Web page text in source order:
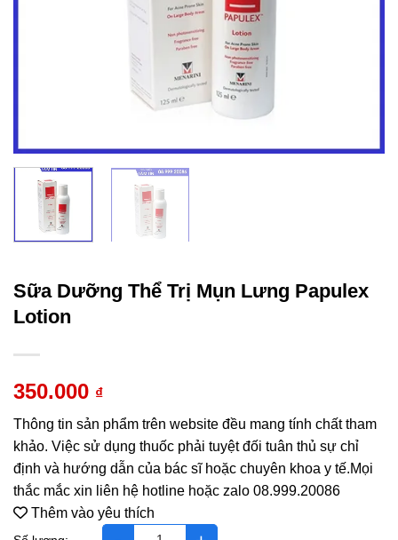
Sữa Dưỡng Thể Trị Mụn Lưng Papulex
Lotion
350.000 ₫
Thông tin sản phẩm trên website đều mang tính chất tham
khảo. Việc sử dụng thuốc phải tuyệt đối tuân thủ sự chỉ
định và hướng dẫn của bác sĩ hoặc chuyên khoa y tế.Mọi
thắc mắc xin liên hệ hotline hoặc zalo 08.999.20086
Thêm vào yêu thích